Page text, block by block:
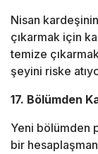
Nisan
çıkarmak için
temize
şeyini riske
17. Bölümden
Yeni bölümden
bir